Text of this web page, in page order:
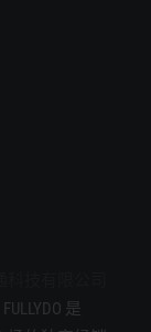
FULLYDO 是